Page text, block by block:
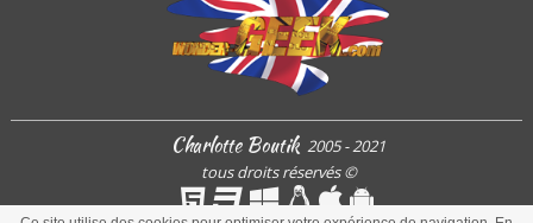
Charlotte Boutik 2005 - 2021
tous droits réservés©